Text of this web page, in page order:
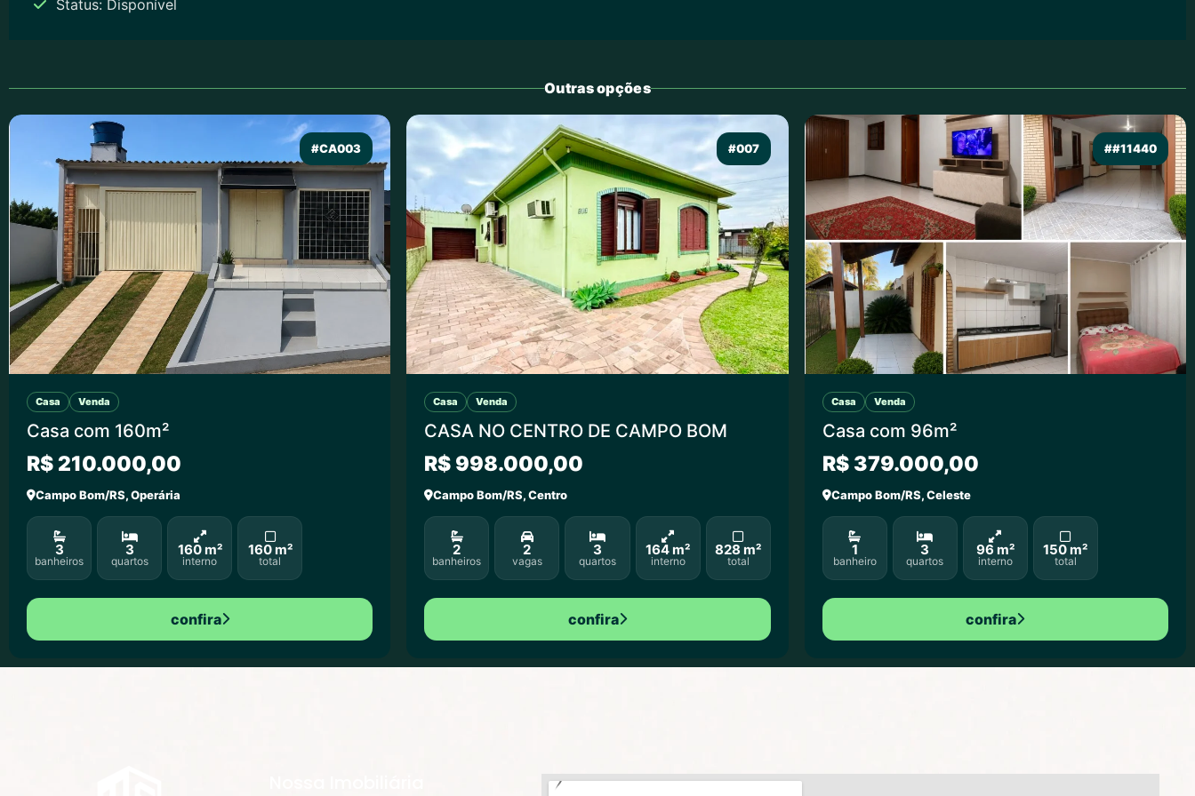
Status: Disponível
Outras opções
#CA003
Casa Venda
Casa com 160m²
R$ 210.000,00
Campo Bom/RS, Operária
3
banheiros
3
quartos
160 m²
interno
160 m²
total
confira
#007
Casa Venda
CASA NO CENTRO DE CAMPO BOM
R$ 998.000,00
Campo Bom/RS, Centro
2
banheiros
2
vagas
3
quartos
164 m²
interno
828 m²
total
confira
##11440
Casa Venda
Casa com 96m²
R$ 379.000,00
Campo Bom/RS, Celeste
1
banheiro
3
quartos
96 m²
interno
150 m²
total
confira